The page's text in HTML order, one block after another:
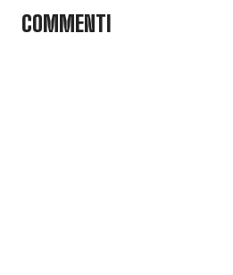
COMMENTI